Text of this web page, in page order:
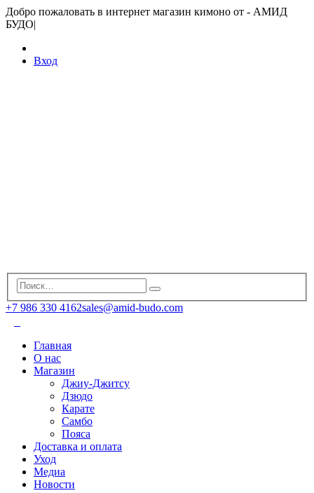
Добро пожаловать в интернет магазин кимоно от - АМИД
БУДО|
Вход
+7 986 330 4162sales@amid-budo.com
Главная
О нас
Магазин
Джиу-Джитсу
Дзюдо
Карате
Самбо
Пояса
Доставка и оплата
Уход
Медиа
Новости